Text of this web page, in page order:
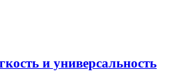
и универсальность